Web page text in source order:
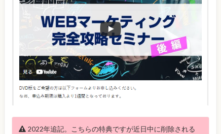
2022年追記。こちらの特典ですが近日中に削除される